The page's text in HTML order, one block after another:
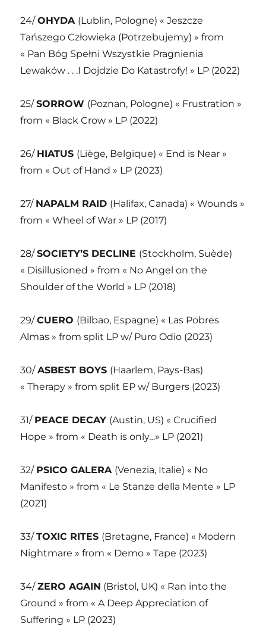
24/OHYDA (Lublin, Pologne) « Jeszcze
Tańszego Człowieka (Potrzebujemy) » from
« Pan Bóg Spełni Wszystkie Pragnienia
Lewaków . . .I Dojdzie Do Katastrofy! » LP (2022)
25/SORROW (Poznan, Pologne) « Frustration »
from « Black Crow » LP (2022)
26/ HIATUS (Liège, Belgique) « End is Near »
from « Out of Hand » LP (2023)
27/ NAPALM RAID (Halifax, Canada) « Wounds »
from « Wheel of War » LP (2017)
28/SOCIETY’S DECLINE (Stockholm, Suède)
« Disillusioned » from « No Angel on the
Shoulder of the World » LP (2018)
29/CUERO (Bilbao, Espagne) « Las Pobres
Almas » from split LP w/ Puro Odio (2023)
30/ASBEST BOYS (Haarlem, Pays-Bas)
« Therapy » from split EP w/ Burgers (2023)
31/ PEACE DECAY (Austin, US) « Crucified
Hope » from « Death is only…» LP (2021)
32/ PSICO GALERA (Venezia, Italie) « No
Manifesto » from « Le Stanze della Mente » LP
(2021)
33/TOXIC RITES (Bretagne, France) « Modern
Nightmare » from « Demo » Tape (2023)
34/ZERO AGAIN (Bristol, UK) « Ran into the
Ground » from « A Deep Appreciation of
Suffering » LP (2023)